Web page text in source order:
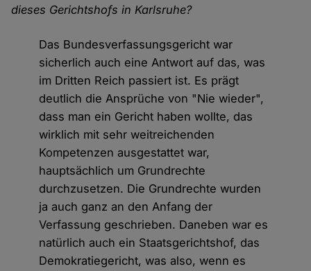
dieses Gerichtshofs in Karlsruhe?
Das Bundesverfassungsgericht war
sicherlich auch eine Antwort auf das, was
im Dritten Reich passiert ist. Es prägt
deutlich die Ansprüche von "Nie wieder",
dass man ein Gericht haben wollte, das
wirklich mit sehr weitreichenden
Kompetenzen ausgestattet war,
hauptsächlich um Grundrechte
durchzusetzen. Die Grundrechte wurden
ja auch ganz an den Anfang der
Verfassung geschrieben. Daneben war es
natürlich auch ein Staatsgerichtshof, das
Demokratiegericht, was also, wenn es